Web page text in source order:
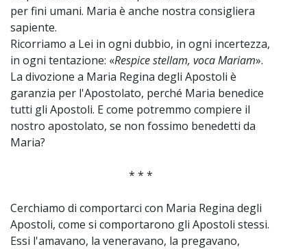
per fini umani. Maria è anche nostra consigliera
sapiente.
Ricorriamo a Lei in ogni dubbio, in ogni incertezza,
in ogni tentazione: «Respice stellam, voca Mariam».
La divozione a Maria Regina degli Apostoli è
garanzia per l'Apostolato, perché Maria benedice
tutti gli Apostoli. E come potremmo compiere il
nostro apostolato, se non fossimo benedetti da
Maria?
* * *
Cerchiamo di comportarci con Maria Regina degli
Apostoli, come si comportarono gli Apostoli stessi.
Essi l'amavano, la veneravano, la pregavano,